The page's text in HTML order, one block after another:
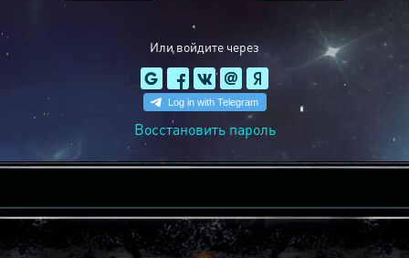
Или войдите через
Восстановить пароль